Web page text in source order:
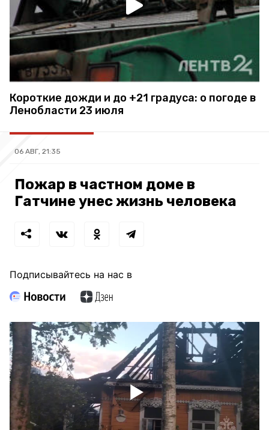
Короткие дожди и до +21 градуса: о погоде в
Ленобласти 23 июля
06 АВГ, 21:35
Пожар в частном доме в
Гатчине унес жизнь человека
Подписывайтесь на нас в